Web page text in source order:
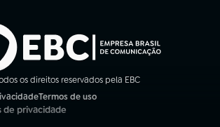
os direitos reservados pela EBC
aba)
Termos de uso
(abre em nova aba)
de privacidade